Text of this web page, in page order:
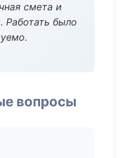
смета и
Работать было
вопросы